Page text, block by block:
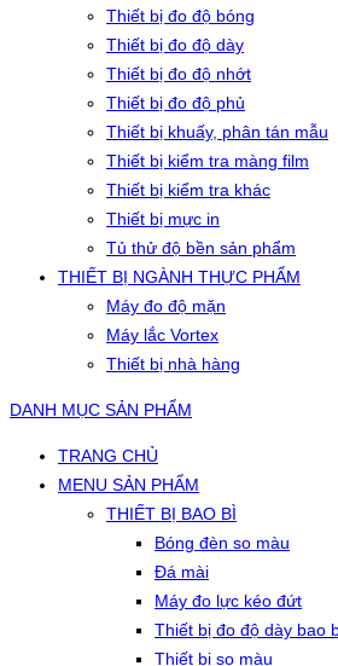
Thiết bị đo độ bóng
Thiết bị đo độ dày
Thiết bị đo độ nhớt
Thiết bị đo độ phủ
Thiết bị khuấy, phân tán mẫu
Thiết bị kiểm tra màng film
Thiết bị kiểm tra khác
Thiết bị mực in
Tủ thử độ bền sản phẩm
THIẾT BỊ NGÀNH THỰC PHẨM
Máy đo độ mặn
Máy lắc Vortex
Thiết bị nhà hàng
DANH MỤC SẢN PHẨM
TRANG CHỦ
MENU SẢN PHẨM
THIẾT BỊ BAO BÌ
Bóng đèn so màu
Đá mài
Máy đo lực kéo đứt
Thiết bị đo độ dày bao
Thiết bị so màu